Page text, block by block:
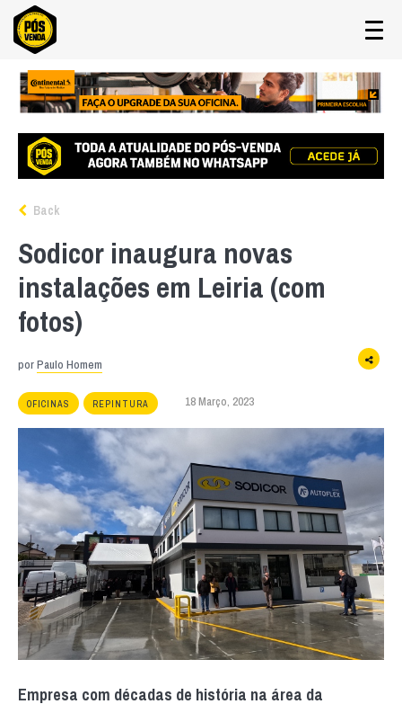
Back
Sodicor inaugura novas
instalações em Leiria (com
fotos)
porPaulo Homem
OFICINAS REPINTURA 18 Março, 2023
Empresa com décadas de história na área da